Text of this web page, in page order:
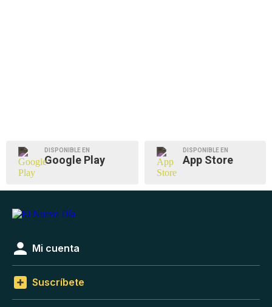
DISPONIBLE EN
Google Play
DISPONIBLE EN
App Store
Mi cuenta
Suscríbete